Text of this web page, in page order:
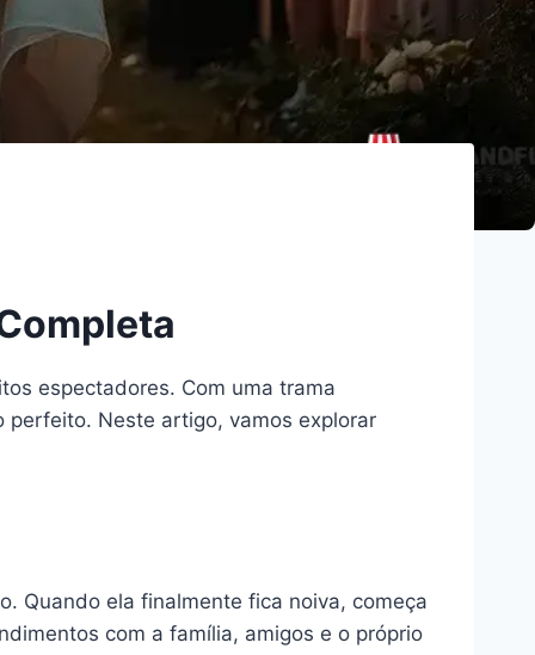
espectadores. Com uma trama
perfeito. Neste artigo, vamos explorar
Quando ela finalmente fica noiva, começa
com a família, amigos e o próprio